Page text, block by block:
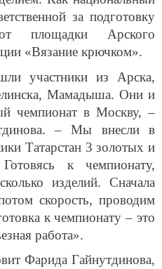
за подготовку
площадки Арского
«Вязание крючком».
участники из Арска,
Мамадыша. Они и
чемпионат в Москву, –
– Мы внесли в
Татарстан 3 золотых и
Готовясь к чемпионату,
изделий. Сначала
скорость, проводим
к чемпионату – это
работа».
Фарида Гайнутдинова,